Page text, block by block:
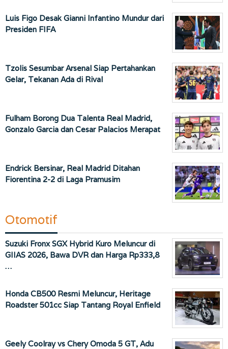
Luis Figo Desak Gianni Infantino Mundur dari
Presiden FIFA
Tzolis Sesumbar Arsenal Siap Pertahankan
Gelar, Tekanan Ada di Rival
Fulham Borong Dua Talenta Real Madrid,
Gonzalo Garcia dan Cesar Palacios Merapat
Endrick Bersinar, Real Madrid Ditahan
Fiorentina 2-2 di Laga Pramusim
Otomotif
Suzuki Fronx SGX Hybrid Kuro Meluncur di
GIIAS 2026, Bawa DVR dan Harga Rp333,8
…
Honda CB500 Resmi Meluncur, Heritage
Roadster 501cc Siap Tantang Royal Enfield
Geely Coolray vs Chery Omoda 5 GT, Adu